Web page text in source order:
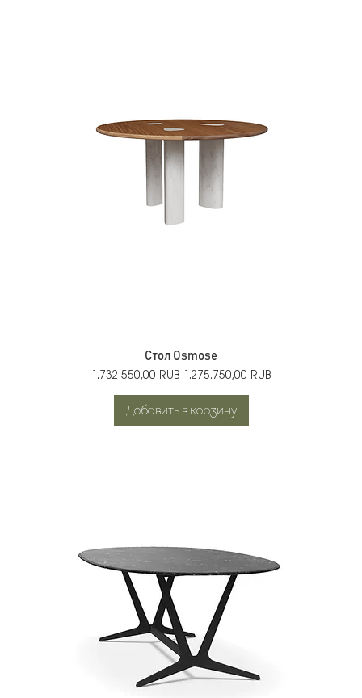
Стол Osmose
Обычная цена
1.732.550,00 RUB Цена со скидкой
1.275.750,00 RUB
Добавить в корзину